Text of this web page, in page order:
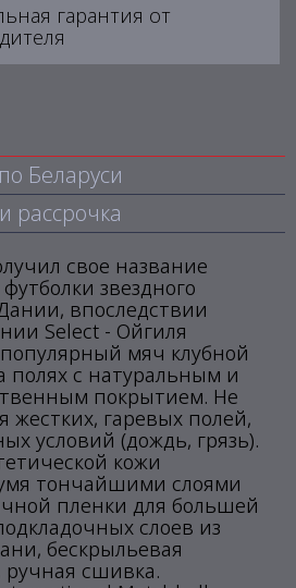
гарантия от
Беларуси
рассрочка
свое название
звездного
впоследствии
Select - Ойгиля
мяч клубной
полях с натуральным и
покрытием. Не
жестких, гаревых полей,
условий (дождь, грязь).
кожи
тончайшими слоями
пленки для большей
слоев из
бескрыльевая
ручная сшивка.